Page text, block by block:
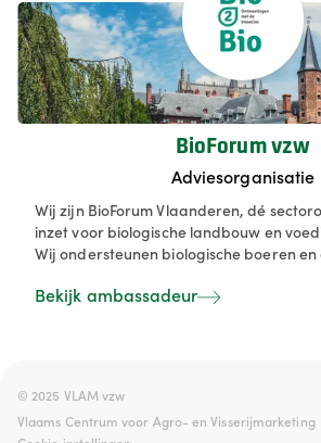
BioForum vzw
Adviesorganisatie
Wij zijn BioForum Vlaanderen, dé
inzet voor biologische landbouw en
Wij ondersteunen biologische boeren
consumenten actief over de voordelen
Bekijk ambassadeur
© 2025 VLAM vzw
Vlaams Centrum voor Agro- en Visserijmarketing